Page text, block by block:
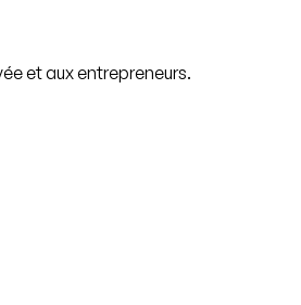
et aux entrepreneurs.